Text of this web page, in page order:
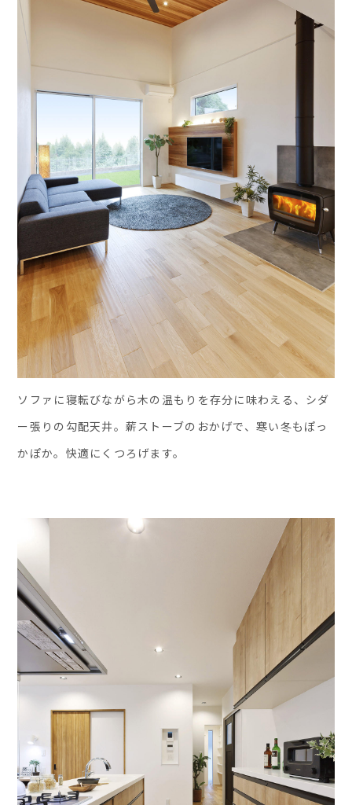
ソファに寝転びながら木の温もりを存分に味わえる、シダ
ー張りの勾配天井。薪ストーブのおかげで、寒い冬もぽっ
かぽか。快適にくつろげます。